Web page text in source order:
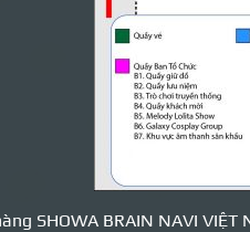
SHOWA BRAIN NAVI